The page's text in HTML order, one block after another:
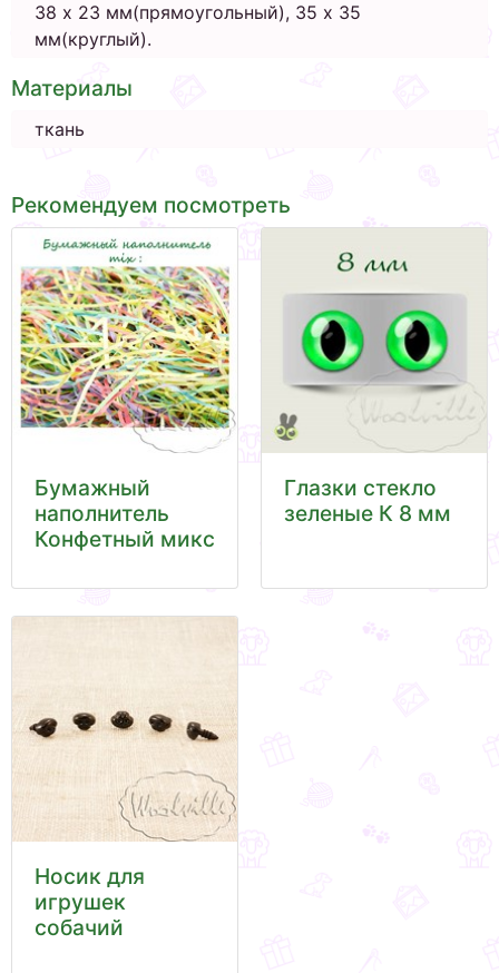
38 х 23 мм(прямоугольный), 35 х 35
мм(круглый).
Материалы
ткань
Рекомендуем посмотреть
Бумажный
наполнитель
Конфетный микс
Глазки стекло
зеленые К 8 мм
Носик для
игрушек
собачий